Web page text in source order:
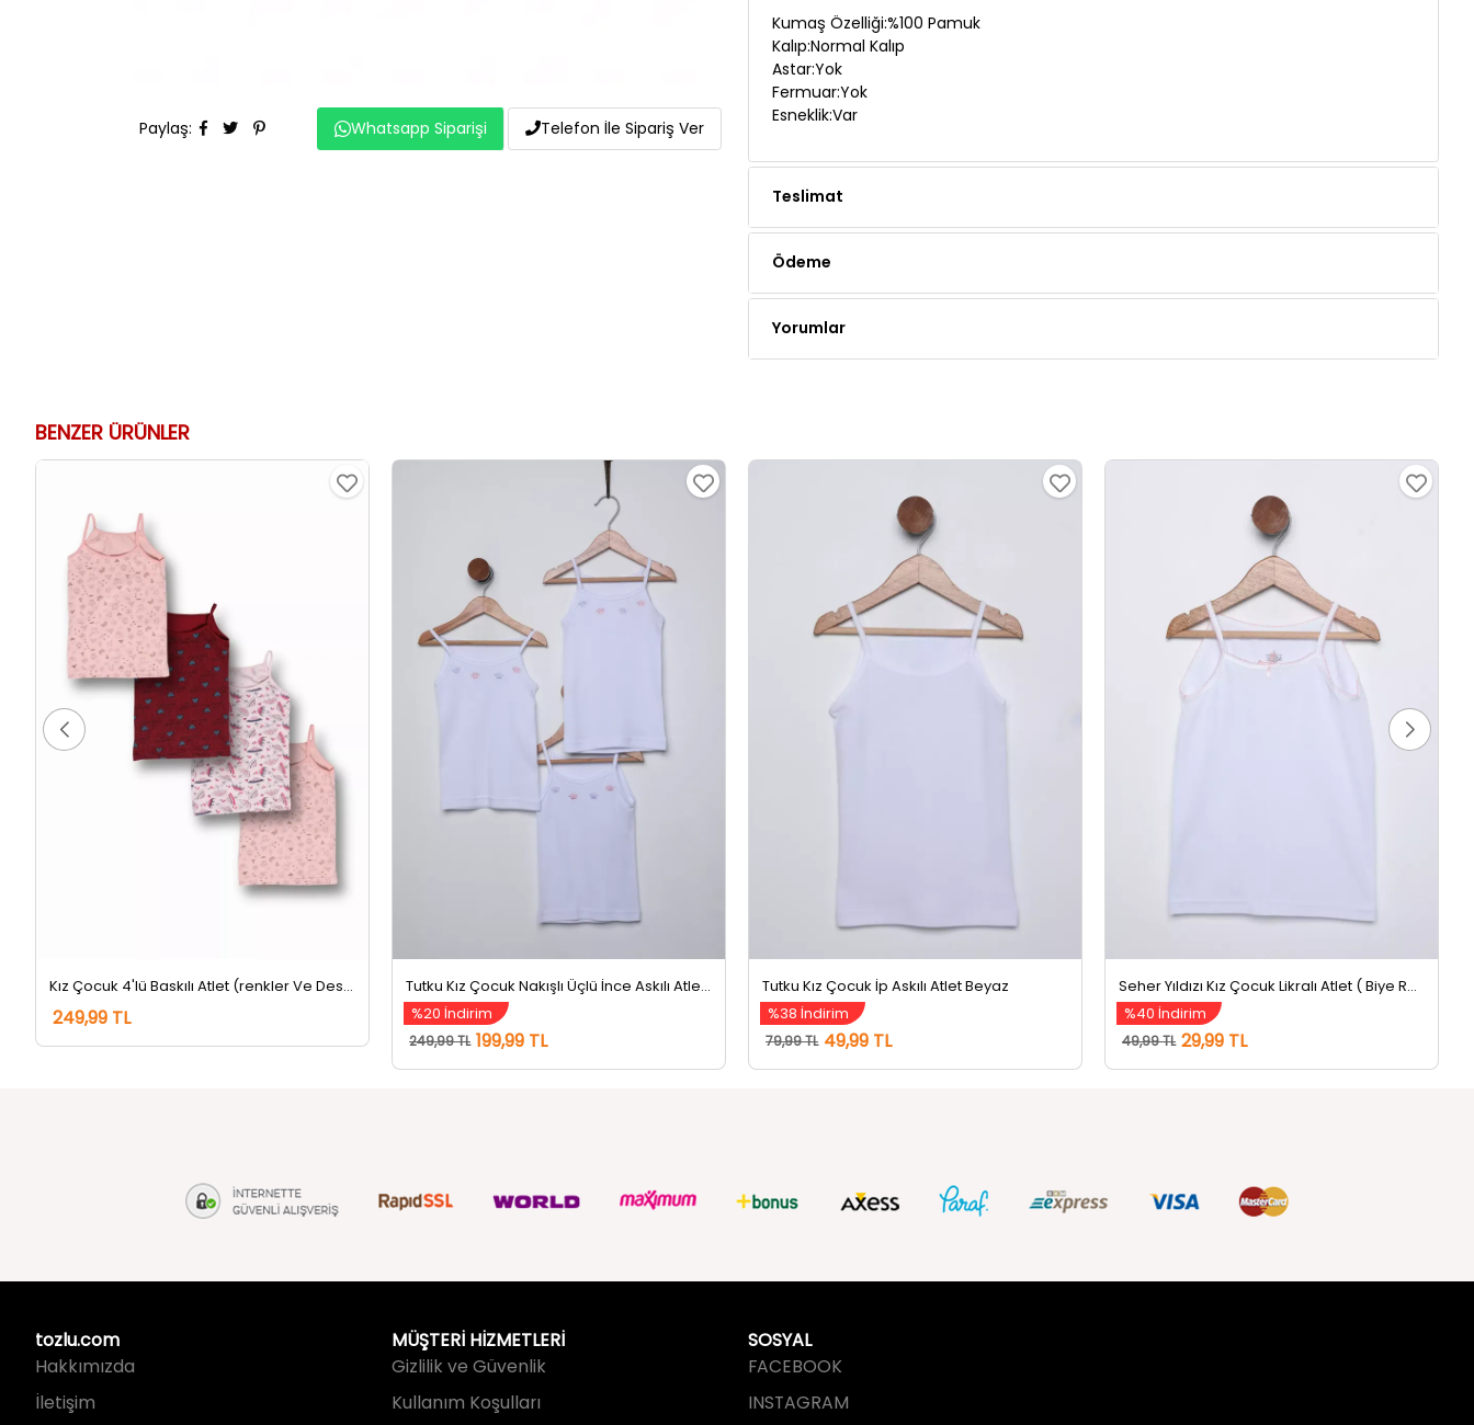
Paylaş: Whatsapp Siparişi Telefon İle Sipariş Ver
Kumaş Özelliği:%100 Pamuk
Kalıp:Normal Kalıp
Astar:Yok
Fermuar:Yok
Esneklik:Var
Teslimat
Ödeme
Yorumlar
BENZER ÜRÜNLER
Kız Çocuk 4'lü Baskılı Atlet (renkler Ve Desenler Farklı Gelebilir) Renkli
249,99 TL
Tutku Kız Çocuk Nakışlı Üçlü İnce Askılı Atlet (nakışlar Farklı Gelebilir.) Beyaz
%20 İndirim
249,99 TL 199,99 TL
Tutku Kız Çocuk İp Askılı Atlet Beyaz
%38 İndirim
79,99 TL 49,99 TL
Seher Yıldızı Kız Çocuk Likralı Atlet ( Biye Renkleri Farklı Gelebilir) Beyaz
%40 İndirim
49,99 TL 29,99 TL
tozlu.com
Hakkımızda
İletişim
MÜŞTERİ HİZMETLERİ
Gizlilik ve Güvenlik
Kullanım Koşulları
SOSYAL
FACEBOOK
INSTAGRAM